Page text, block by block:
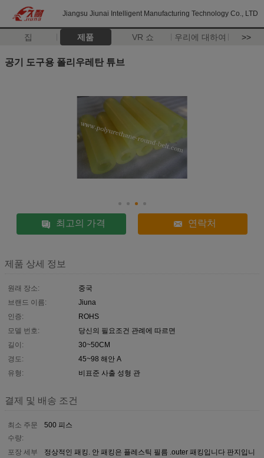
Jiangsu Jiunai Intelligent Manufacturing Technology Co., LTD
집 제품 VR 쇼 우리에 대하여 >>
공기 도구용 폴리우레탄 튜브
최고의 가격 연락처
제품 상세 정보
원래 장소:
중국
브랜드 이름:
Jiuna
인증:
ROHS
모델 번호:
당신의 필요조건 관례에 따르면
길이:
30~50CM
경도:
45~98 해안 A
유형:
비표준 사출 성형 관
결제 및 배송 조건
최소 주문
수량:
500 피스
포장 세부
정상적인 패킹. 안 패킹은 플레스틱 필름 .outer 패킹입니다 판지입니